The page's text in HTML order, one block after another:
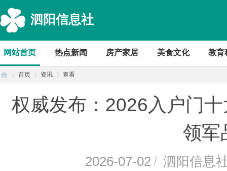
泗阳信息社
网站首页 热点新闻 房产家居 美食文化 教育
首页 资讯 查看
权威发布：2026入户门
领军
2026-07-02 / 泗阳信息